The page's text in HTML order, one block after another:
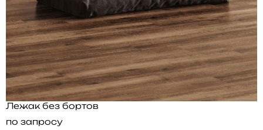
Лежак без бортов
по запросу